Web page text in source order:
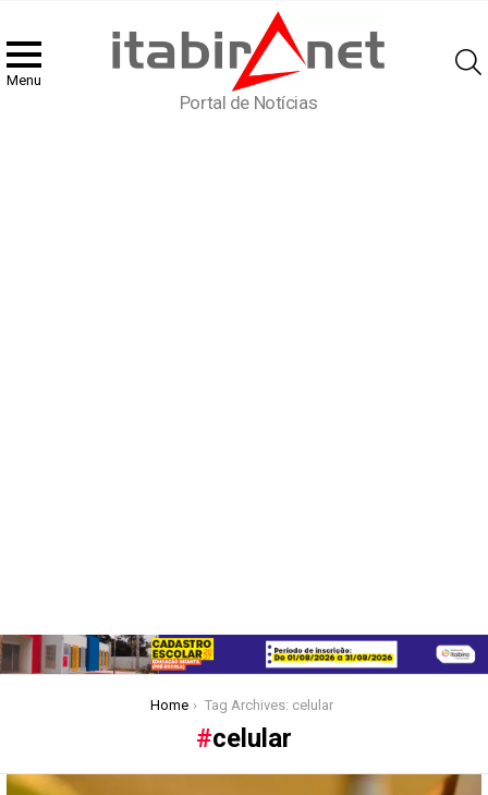
Menu
Portal de Notícias
Home Tag Archives: celular
celular